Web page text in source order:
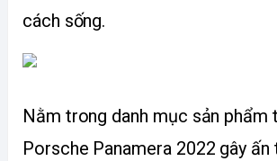
cách sống.
Nằm trong danh mục sản phẩm
Porsche Panamera 2022 gây ấn